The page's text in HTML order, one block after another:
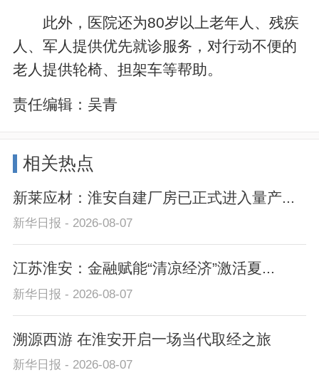
此外，医院还为80岁以上老年人、残疾
人、军人提供优先就诊服务，对行动不便的
老人提供轮椅、担架车等帮助。
责任编辑： 吴青
相关热点
新莱应材：淮安自建厂房已正式进入量产...
新华日报 - 2026-08-07
江苏淮安：金融赋能“清凉经济”激活夏...
新华日报 - 2026-08-07
溯源西游 在淮安开启一场当代取经之旅
新华日报 - 2026-08-07